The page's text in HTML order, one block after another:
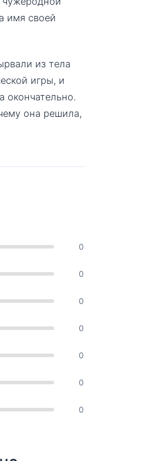
имя своей
из тела
игры, и
окончательно.
она решила,
0
0
0
0
0
0
0